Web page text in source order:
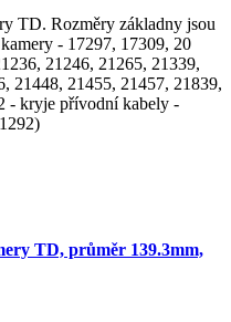
TD. Rozměry základny jsou
- 17297, 17309, 20
21246, 21265, 21339,
21448, 21455, 21457, 21839,
- kryje přívodní kabely -
TD, průměr 139.3mm,